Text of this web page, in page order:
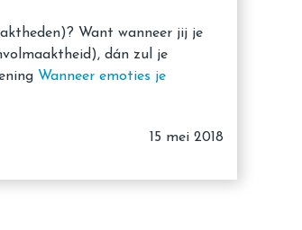
Want wanneer jij je
dán zul je
Wanneer emoties je
15 mei 2018